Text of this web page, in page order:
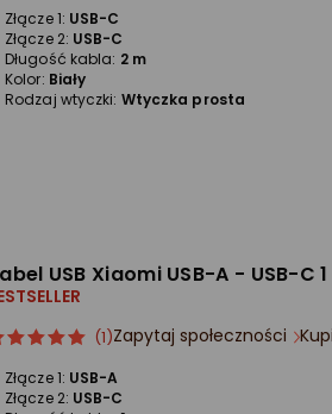
Złącze 1: USB-C
Złącze 2: USB-C
Długość kabla: 2 m
Kolor: Biały
Rodzaj wtyczki: Wtyczka prosta
USB Xiaomi USB-A - USB-C
(1)Zapytaj społeczności
Złącze 1: USB-A
Złącze 2: USB-C